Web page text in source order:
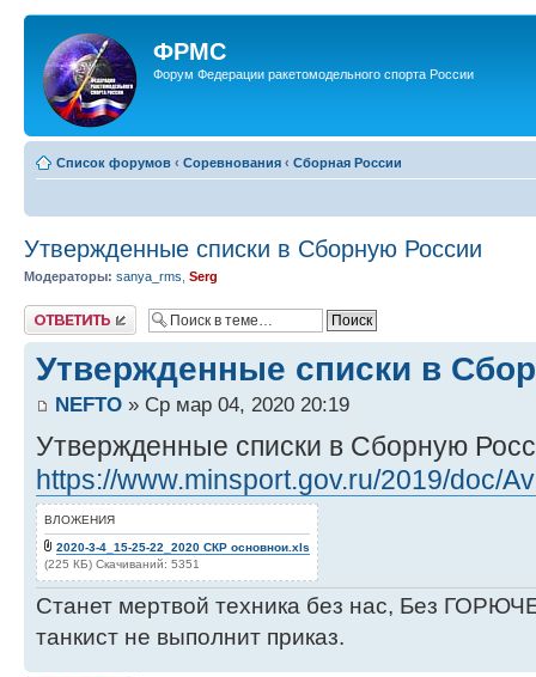
ФРМС
Форум Федерации ракетомодельного спорта России
Список форумов ‹ Соревнования ‹ Сборная России
Утвержденные списки в Сборную России
Модераторы: sanya_rms Serg
Ответить
Утвержденные списки в
NEFTO » Ср мар 04, 2020 20:19
Утвержденные списки в Сборную
https://www.minsport.gov.ru/2019/doc/
ВЛОЖЕНИЯ
2020-3-4_15-25-22_2020 СКР основнои.xls
(225 КБ) Скачиваний: 5351
Станет мертвой техника без нас, Без
танкист не выполнит приказ.